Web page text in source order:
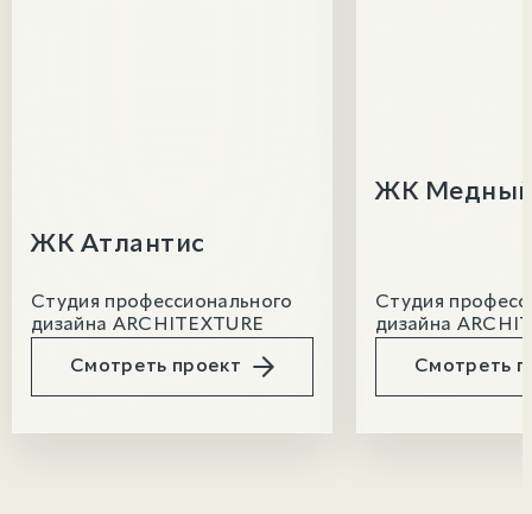
ЖК Атлантис
Студия профессионального
дизайна ARCHITEXTURE
Смотреть проект
ЖК
Студия
дизайна
Смотреть